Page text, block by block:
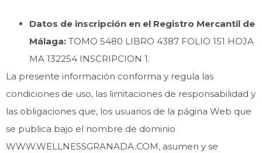
Datos de inscripción en el Registro Mercantil de
Málaga: TOMO 5480 LIBRO 4387 FOLIO 151 HOJA
MA 132254 INSCRIPCION 1.
La presente información conforma y regula las
condiciones de uso, las limitaciones de responsabilidad y
las obligaciones que, los usuarios de la página Web que
se publica bajo el nombre de dominio
WWW.WELLNESSGRANADA.COM, asumen y se